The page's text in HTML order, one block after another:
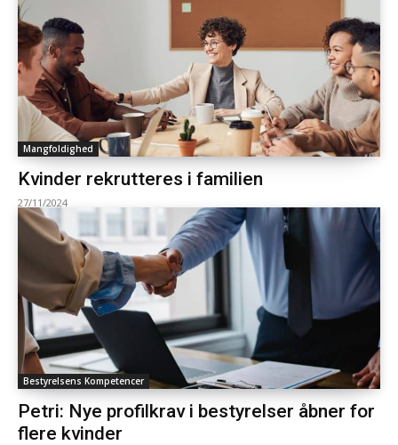
Mangfoldighed
Kvinder rekrutteres i familien
27/11/2024
Bestyrelsens Kompetencer
Petri: Nye profilkrav i bestyrelser åbner for
flere kvinder